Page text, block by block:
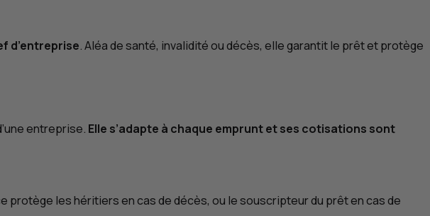
d’entreprise. Aléa de santé, invalidité ou décès, elle garantit le prêt et protège
entreprise. Elle s’adapte à chaque emprunt et ses cotisations sont
protège les héritiers en cas de décès, ou le souscripteur du prêt en cas de